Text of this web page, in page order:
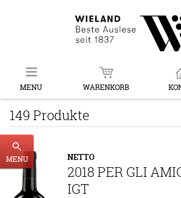
MENU WARENKORB
MENU
149 Produkte
NETTO
2018 PER GLI
IGT